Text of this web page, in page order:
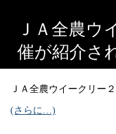
ＪＡ全農ウ
催が紹介さ
ＪＡ全農ウイークリー
(さらに…)